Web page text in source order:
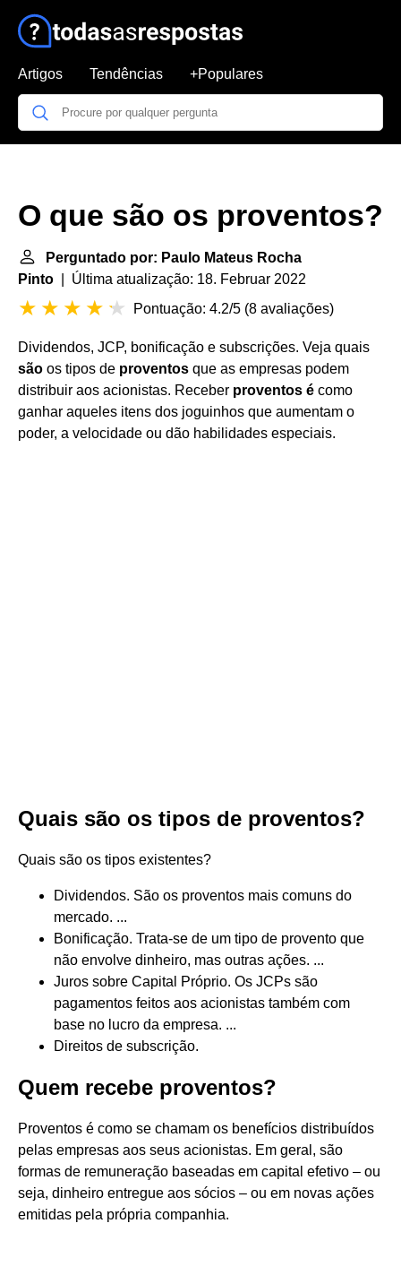
Artigos Tendências +Populares
O que são os proventos?
Perguntado por: Paulo Mateus Rocha
Pinto | Última atualização: 18. Februar 2022
Pontuação: 4.2/5 (8 avaliações)
Dividendos, JCP, bonificação e subscrições. Veja quais
são os tipos de proventos que as empresas podem
distribuir aos acionistas. Receber proventos é como
ganhar aqueles itens dos joguinhos que aumentam o
poder, a velocidade ou dão habilidades especiais.
Quais são os tipos de proventos?
Quais são os tipos existentes?
Dividendos. São os proventos mais comuns do
mercado. ...
Bonificação. Trata-se de um tipo de provento que
não envolve dinheiro, mas outras ações. ...
Juros sobre Capital Próprio. Os JCPs são
pagamentos feitos aos acionistas também com
base no lucro da empresa. ...
Direitos de subscrição.
Quem recebe proventos?
Proventos é como se chamam os benefícios distribuídos
pelas empresas aos seus acionistas. Em geral, são
formas de remuneração baseadas em capital efetivo – ou
seja, dinheiro entregue aos sócios – ou em novas ações
emitidas pela própria companhia.